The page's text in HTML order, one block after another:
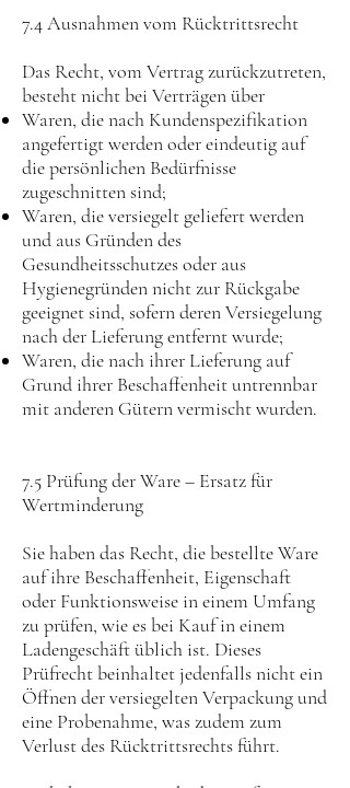
7.4 Ausnahmen vom Rücktrittsrecht
Das Recht, vom Vertrag zurückzutreten,
besteht nicht bei Verträgen über
Waren, die nach Kundenspezifikation
angefertigt werden oder eindeutig auf
die persönlichen Bedürfnisse
zugeschnitten sind;
Waren, die versiegelt geliefert werden
und aus Gründen des
Gesundheitsschutzes oder aus
Hygienegründen nicht zur Rückgabe
geeignet sind, sofern deren Versiegelung
nach der Lieferung entfernt wurde;
Waren, die nach ihrer Lieferung auf
Grund ihrer Beschaffenheit untrennbar
mit anderen Gütern vermischt wurden.
7.5 Prüfung der Ware – Ersatz für
Wertminderung
Sie haben das Recht, die bestellte Ware
auf ihre Beschaffenheit, Eigenschaft
oder Funktionsweise in einem Umfang
zu prüfen, wie es bei Kauf in einem
Ladengeschäft üblich ist. Dieses
Prüfrecht beinhaltet jedenfalls nicht ein
Öffnen der versiegelten Verpackung und
eine Probenahme, was zudem zum
Verlust des Rücktrittsrechts führt.